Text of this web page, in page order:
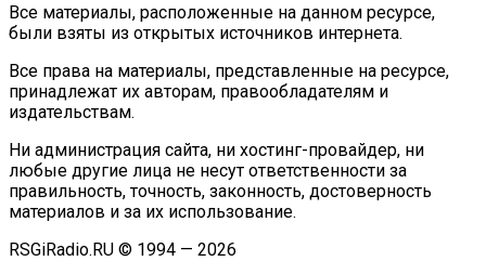
Все материалы, расположенные на данном ресурсе,
были взяты из открытых источников интернета.
Все права на материалы, представленные на ресурсе,
принадлежат их авторам, правообладателям и
издательствам.
Ни администрация сайта, ни хостинг-провайдер, ни
любые другие лица не несут ответственности за
правильность, точность, законность, достоверность
материалов и за их использование.
RSGiRadio.RU © 1994 — 2026